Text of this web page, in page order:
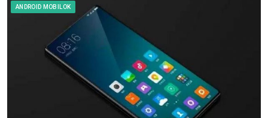
ANDROID MOBILOK